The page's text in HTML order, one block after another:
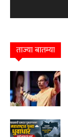
ताज्या बातम्या